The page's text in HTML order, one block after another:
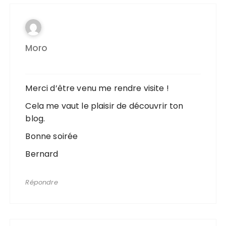
Moro
Merci d’être venu me rendre visite !
Cela me vaut le plaisir de découvrir ton
blog.
Bonne soirée
Bernard
Répondre